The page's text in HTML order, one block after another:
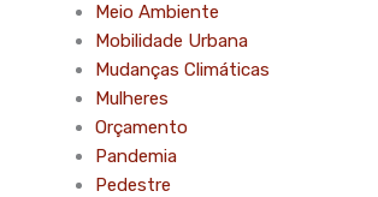
Meio Ambiente
Mobilidade Urbana
Mudanças Climáticas
Mulheres
Orçamento
Pandemia
Pedestre